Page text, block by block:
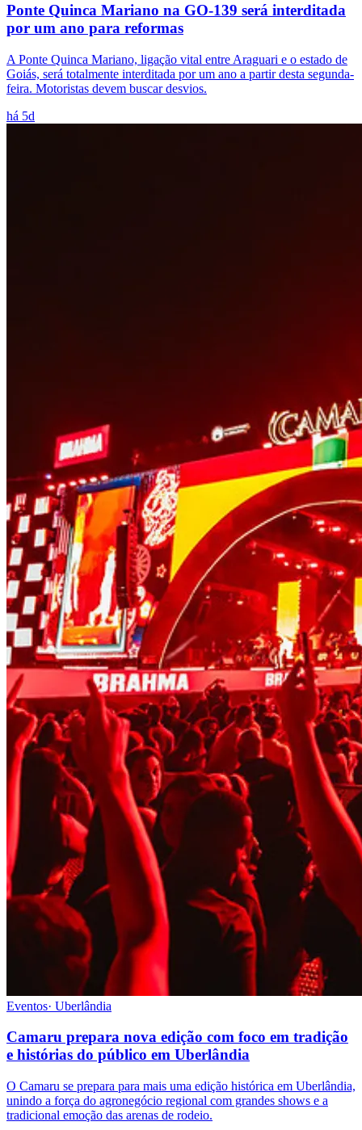
Ponte Quinca Mariano na GO-139 será interditada
por um ano para reformas
A Ponte Quinca Mariano, ligação vital entre Araguari e o estado de
Goiás, será totalmente interditada por um ano a partir desta segunda-
feira. Motoristas devem buscar desvios.
há 5d
Eventos· Uberlândia
Camaru prepara nova edição com foco em tradição
e histórias do público em Uberlândia
O Camaru se prepara para mais uma edição histórica em Uberlândia,
unindo a força do agronegócio regional com grandes shows e a
tradicional emoção das arenas de rodeio.